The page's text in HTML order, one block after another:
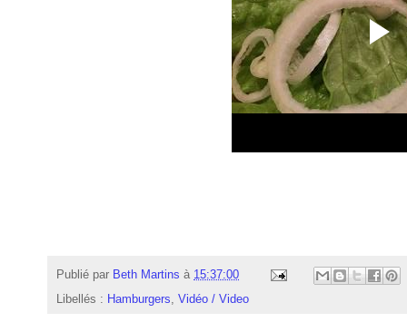
Publié par Beth Martins à 15:37:00
Libellés : Hamburgers Vidéo / Video